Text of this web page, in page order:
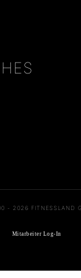
- 2026 FITNESSLAND
Mitarbeiter Log-In